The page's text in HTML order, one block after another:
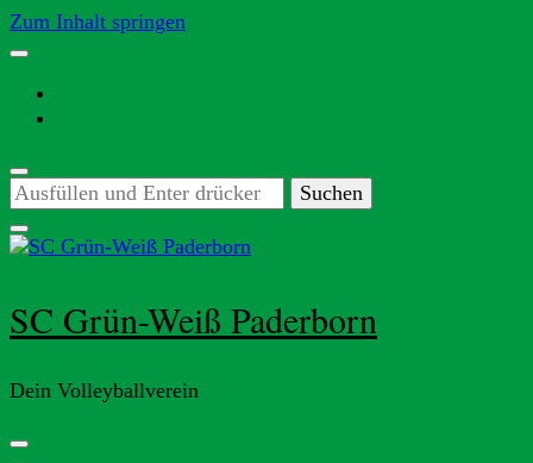
Zum Inhalt springen
Suchst
du
nach
etwas?
SC Grün-Weiß Paderborn
Dein Volleyballverein